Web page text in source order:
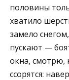
половины
хватило
замело
пускают —
окна, смотрю,
ссорятся: